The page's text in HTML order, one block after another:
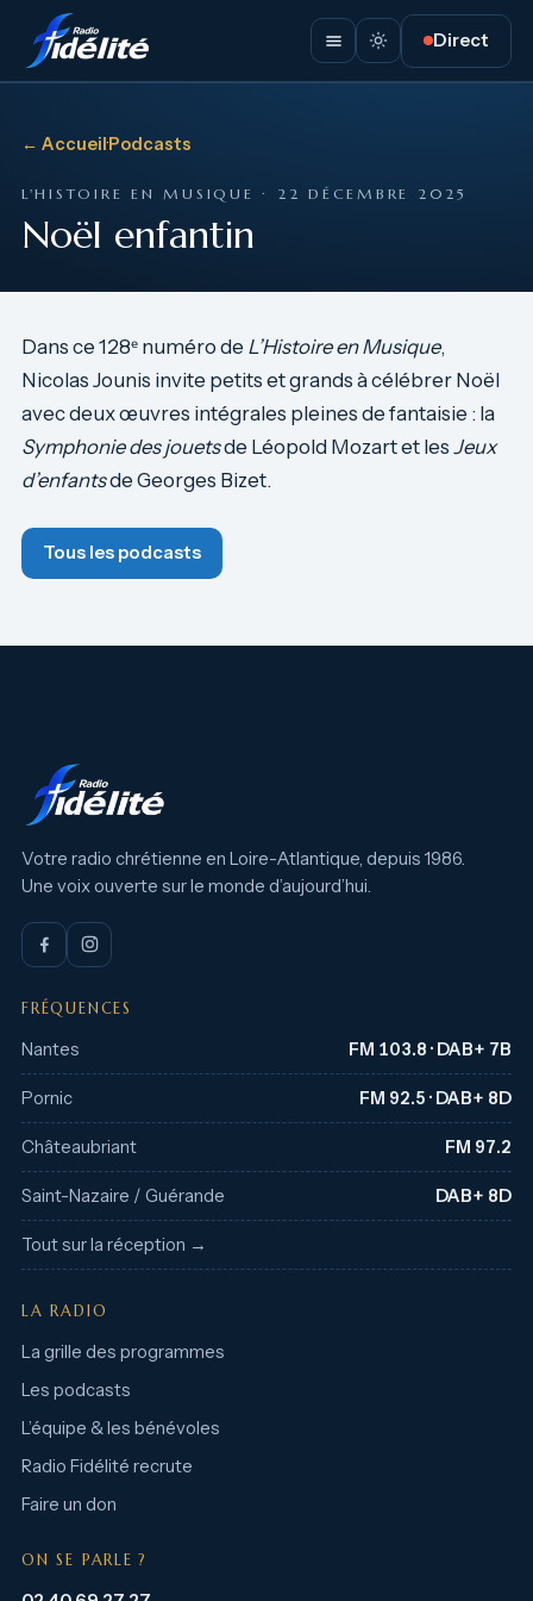
Direct
← Accueil·Podcasts
L'HISTOIRE EN MUSIQUE · 22 DÉCEMBRE 2025
Noël enfantin
Dans ce 128ᵉ numéro de L’Histoire en Musique,
Nicolas Jounis invite petits et grands à célébrer Noël
avec deux œuvres intégrales pleines de fantaisie : la
Symphonie des jouetsde Léopold Mozart et les Jeux
d’enfantsde Georges Bizet.
Tous les podcasts
Votre radio chrétienne en Loire-Atlantique, depuis 1986.
Une voix ouverte sur le monde d’aujourd’hui.
FRÉQUENCES
Nantes FM 103.8 · DAB+ 7B
Pornic FM 92.5 · DAB+ 8D
Châteaubriant FM 97.2
Saint-Nazaire / Guérande DAB+ 8D
Tout sur la réception →
LA RADIO
La grille des programmes
Les podcasts
L’équipe & les bénévoles
Radio Fidélité recrute
Faire un don
ON SE PARLE ?